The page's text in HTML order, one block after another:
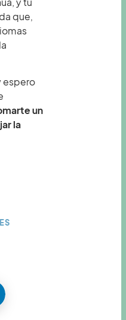
que,
espero
un
la